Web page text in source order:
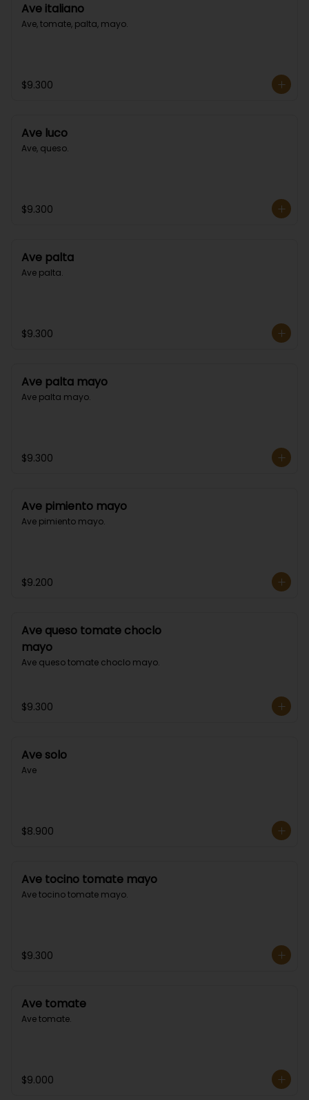
Ave italiano
Ave, tomate, palta, mayo.
$9.300
Ave luco
Ave, queso.
$9.300
Ave palta
Ave palta.
$9.300
Ave palta mayo
Ave palta mayo.
$9.300
Ave pimiento mayo
Ave pimiento mayo.
$9.200
Ave queso tomate choclo
mayo
Ave queso tomate choclo mayo.
$9.300
Ave solo
Ave
$8.900
Ave tocino tomate mayo
Ave tocino tomate mayo.
$9.300
Ave tomate
Ave tomate.
$9.000